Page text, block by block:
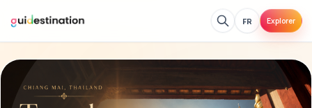
FR Explorer